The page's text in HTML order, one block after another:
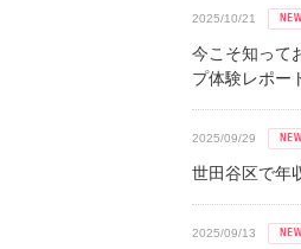
2025/10/21
今こそ知って
プ体験レポー
2025/09/29
世田谷区で年
2025/09/13